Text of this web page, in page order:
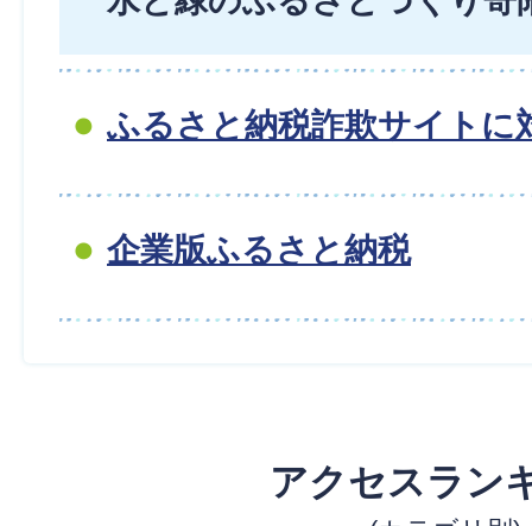
ふるさと納税詐欺サイトに
企業版ふるさと納税
アクセスラン